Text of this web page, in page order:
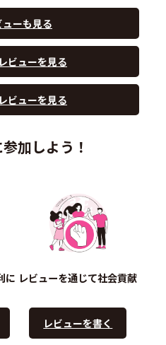
ーも見る
ビューを見る
ビューを見る
加しよう！
に レビューを通じて社会貢献
レビューを書く